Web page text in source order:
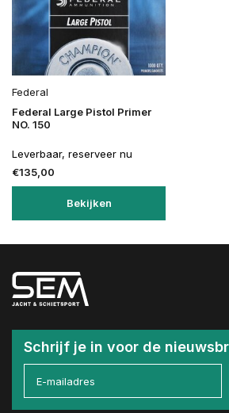
Federal
Federal Large Pistol Primer
NO. 150
Leverbaar, reserveer nu
€135,00
Bekijken
Schrijf je in voor de